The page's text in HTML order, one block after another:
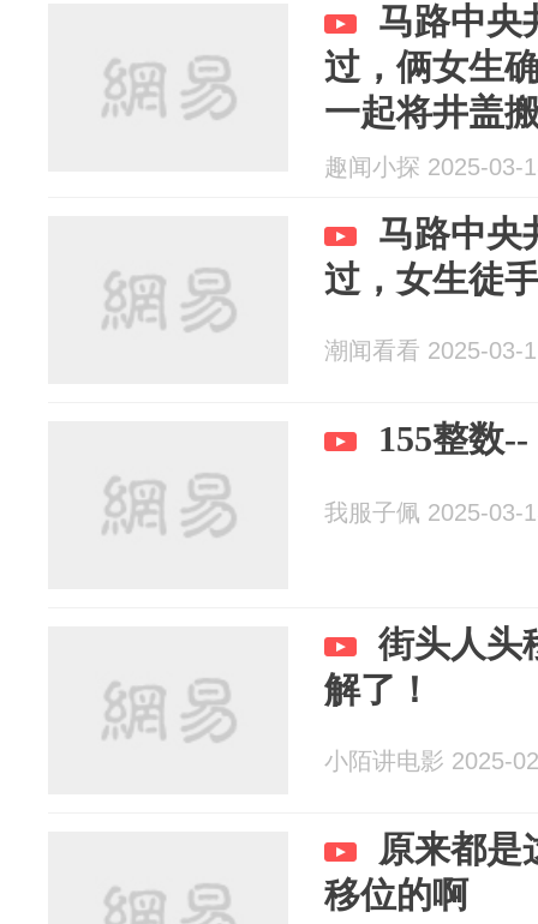
马路中央
过，俩女生
一起将井盖
趣闻小探 2025-03-
马路中央
过，女生徒
潮闻看看 2025-03-
155整数
我服子佩 2025-03-
街头人头
解了！
小陌讲电影 2025-
原来都是
移位的啊